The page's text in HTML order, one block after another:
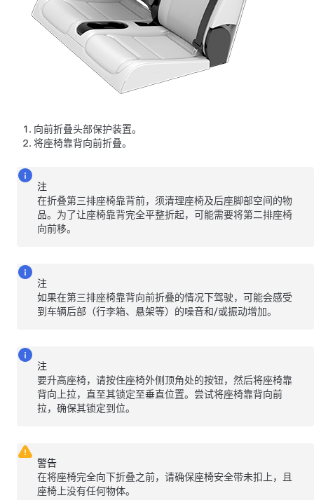
向前折叠头部保护装置。
将座椅靠背向前折叠。
注
在折叠第三排座椅靠背前，须清理座椅及后座脚部空间的物
品。为了让座椅靠背完全平整折起，可能需要将第二排座椅
向前移。
注
如果在第三排座椅靠背向前折叠的情况下驾驶，可能会感受
到车辆后部（行李箱、悬架等）的噪音和/或振动增加。
注
要升高座椅，请按住座椅外侧顶角处的按钮，然后将座椅靠
背向上拉，直至其锁定至垂直位置。尝试将座椅靠背向前
拉，确保其锁定到位。
警告
在将座椅完全向下折叠之前，请确保座椅安全带未扣上，且
座椅上没有任何物体。